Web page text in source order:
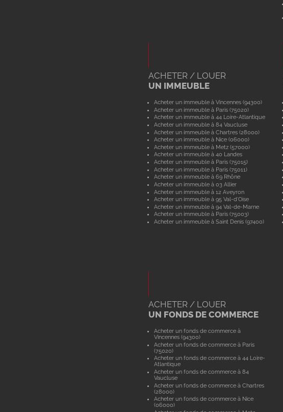
ACHETER / LOUER
UN IMMEUBLE
Acheter un immeuble à Vincennes (94300)
Acheter un immeuble à Paris (75020)
Acheter un immeuble à 44 Loire-Atlantique
Acheter un immeuble à 84 Vaucluse
Acheter un immeuble à Chartres (28000)
Acheter un immeuble à Nice (06000)
Acheter un immeuble à Metz (57000)
Acheter un immeuble à 40 Landes
Acheter un immeuble à Paris (75015)
Acheter un immeuble à Paris (75011)
Acheter un immeuble à 69 Rhône
Acheter un immeuble à 03 Allier
Acheter un immeuble à 12 Aveyron
Acheter un immeuble à 95 Val-d'Oise
Acheter un immeuble à 94 Val-de-Marne
Acheter un immeuble à Paris (75003)
Acheter un immeuble à Saint Denis (97400)
ACHETER / LOUER
UN FONDS DE COMMERCE
Acheter un fonds de commerce à
Vincennes (94300)
Acheter un fonds de commerce à Paris
(75020)
Acheter un fonds de commerce à 44 Loire-
Atlantique
Acheter un fonds de commerce à 84
Vaucluse
Acheter un fonds de commerce à Chartres
(28000)
Acheter un fonds de commerce à Nice
(06000)